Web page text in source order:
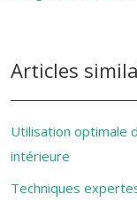
Articles
Utilisation optimale
intérieure
Techniques